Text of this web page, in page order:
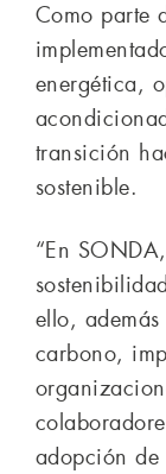
Como parte
energética,
transición
sostenible.
“En
ello,
carbono,
adopción de